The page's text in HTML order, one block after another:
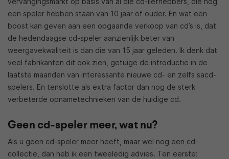
een speler hebben staan van 10 jaar of ouder. En wat een
boost kan geven aan een opgaande verkoop van cd’s is, dat
de hedendaagse cd-speler aanzienlijk beter van
weergavekwaliteit is dan die van 15 jaar geleden. Ik denk dat
veel fabrikanten dit ook zien, getuige de introductie in de
laatste maanden van interessante nieuwe cd- en zelfs sacd-
spelers. En tenslotte als extra factor dan nog de sterk
verbeterde opnametechnieken van de huidige cd.
Geen cd-speler meer, wat nu?
Als u geen cd-speler meer heeft, maar wel nog een cd-
collectie, dan heb ik een tweeledig advies. Ten eerste: